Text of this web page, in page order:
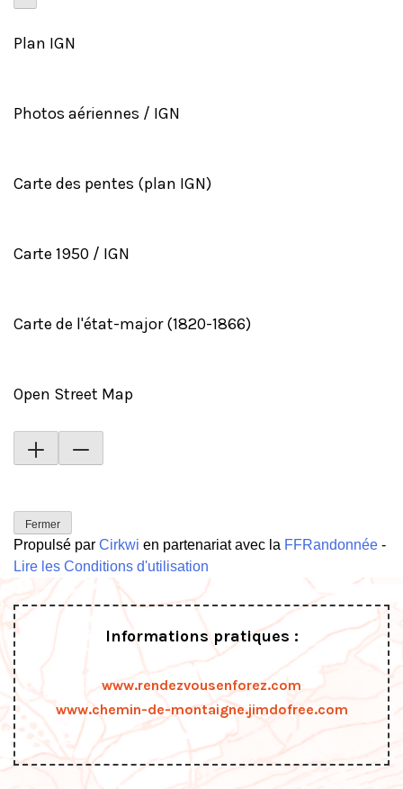
Plan IGN
Photos aériennes / IGN
Carte des pentes (plan IGN)
Carte 1950 / IGN
Carte de l'état-major (1820-1866)
Open Street Map
Fermer
Propulsé par Cirkwi en partenariat avec la FFRandonnée -
Lire les Conditions d'utilisation
Informations pratiques :
www.rendezvousenforez.com
www.chemin-de-montaigne.jimdofree.com